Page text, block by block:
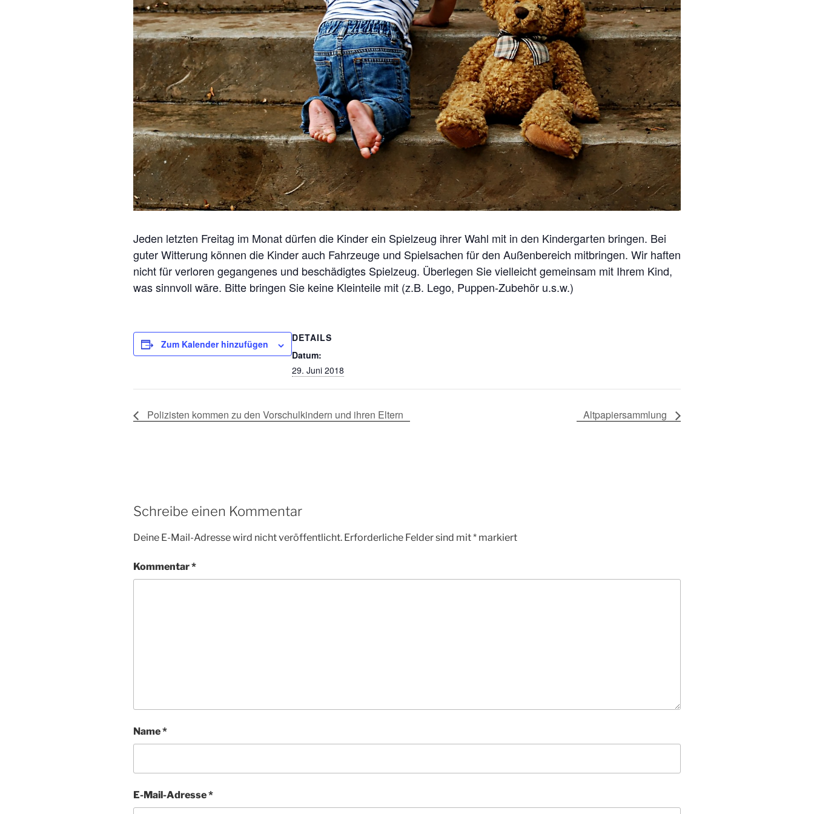
Jeden letzten Freitag im Monat dürfen die Kinder ein Spielzeug ihrer Wahl mit in den Kindergarten bringen. Bei
guter Witterung können die Kinder auch Fahrzeuge und Spielsachen für den Außenbereich mitbringen. Wir haften
nicht für verloren gegangenes und beschädigtes Spielzeug. Überlegen Sie vielleicht gemeinsam mit Ihrem Kind,
was sinnvoll wäre. Bitte bringen Sie keine Kleinteile mit (z.B. Lego, Puppen-Zubehör u.s.w.)
Zum Kalender hinzufügen
DETAILS
Datum:
29. Juni 2018
Polizisten kommen zu den Vorschulkindern und ihren Eltern Altpapiersammlung
Schreibe einen Kommentar
Deine E-Mail-Adresse wird nicht veröffentlicht. Erforderliche Felder sind mit* markiert
Kommentar*
Name*
E-Mail-Adresse*